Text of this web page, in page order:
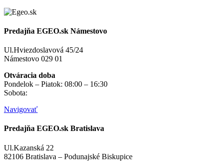
Predajňa EGEO.sk Námestovo
Ul.Hviezdoslavová 45/24
Námestovo 029 01
Otváracia doba
Pondelok – Piatok: 08:00 – 16:30
Sobota:
Navigovať
Predajňa EGEO.sk Bratislava
Ul.Kazanská 22
82106 Bratislava – Podunajské Biskupice